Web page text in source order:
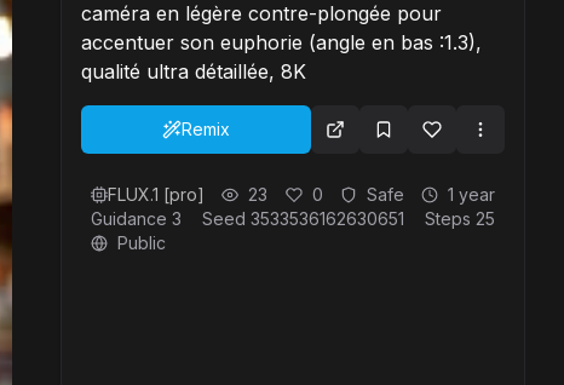
caméra en légère contre-plongée pour
accentuer son euphorie (angle en bas :1.3),
qualité ultra détaillée, 8K
Remix
FLUX.1 [pro] 23 0 Safe
1 year
Guidance 3 Seed 3533536162630651 Steps 25
Public